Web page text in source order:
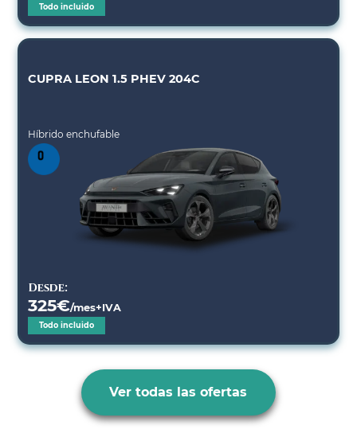
Todo incluido
CUPRA LEON 1.5 PHEV 204C
Híbrido enchufable
Desde:
325€/mes+IVA
Todo incluido
Ver todas las ofertas